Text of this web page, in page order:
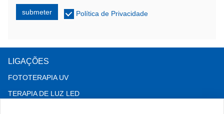
submeter Política de Privacidade
LIGAÇÕES
FOTOTERAPIA UV
TERAPIA DE LUZ LED